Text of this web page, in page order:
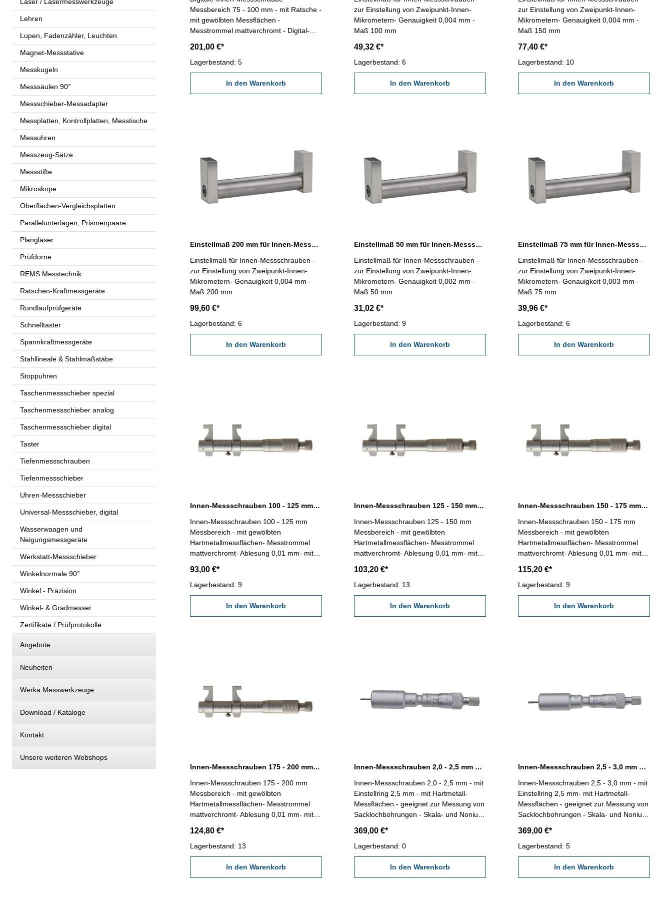
Lehren
Lupen, Fadenzähler, Leuchten
Magnet-Messstative
Messkugeln
Messsäulen 90°
Messschieber-Messadapter
Messplatten, Kontrollplatten, Messtische
Messuhren
Messzeug-Sätze
Messstifte
Mikroskope
Oberflächen-Vergleichsplatten
Parallelunterlagen, Prismenpaare
Plangläser
Prüfdorne
REMS Messtechnik
Ratschen-Kraftmessgeräte
Rundlaufprüfgeräte
Schnelltaster
Spannkraftmessgeräte
Stahllineale & Stahlmaßstäbe
Stoppuhren
Taschenmessschieber spezial
Taschenmessschieber analog
Taschenmessschieber digital
Taster
Tiefenmessschrauben
Tiefenmessschieber
Uhren-Messschieber
Universal-Messschieber, digital
Wasserwaagen und
Neigungsmessgeräte
Werkstatt-Messschieber
Winkelnormale 90°
Winkel - Präzision
Winkel- & Gradmesser
Zertifikate / Prüfprotokolle
Angebote
Neuheiten
Werka Messwerkzeuge
Download / Kataloge
Kontakt
Unsere weiteren Webshops
Messbereich 75 - 100 mm - mit Ratsche -
mit gewölbten Messflächen -
Messtrommel mattverchromt - Digital-
und SET-Tasten - Ablesung: 0,001 mm-
im Behältnis/Kasten Messbereich: 75 -
100 mmGenauigkeit: 0,008
mmEinstellmaß: -
201,00 €*
Lagerbestand: 5
In den Warenkorb
zur Einstellung von Zweipunkt-Innen-
Mikrometern- Genauigkeit 0,004 mm -
Maß 100 mm
49,32 €*
Lagerbestand: 6
In den Warenkorb
zur Einstellung von Zweipunkt-Innen-
Mikrometern- Genauigkeit 0,004 mm -
Maß 150 mm
77,40 €*
Lagerbestand: 10
In den Warenkorb
Einstellmaß 200 mm für Innen-Messschrauben
Einstellmaß für Innen-Messschrauben -
zur Einstellung von Zweipunkt-Innen-
Mikrometern- Genauigkeit 0,004 mm -
Maß 200 mm
99,60 €*
Lagerbestand: 6
In den Warenkorb
Einstellmaß 50 mm für Innen-Messschrauben
Einstellmaß für Innen-Messschrauben -
zur Einstellung von Zweipunkt-Innen-
Mikrometern- Genauigkeit 0,002 mm -
Maß 50 mm
31,02 €*
Lagerbestand: 9
In den Warenkorb
Einstellmaß 75 mm für Innen-Messschrauben
Einstellmaß für Innen-Messschrauben -
zur Einstellung von Zweipunkt-Innen-
Mikrometern- Genauigkeit 0,003 mm -
Maß 75 mm
39,96 €*
Lagerbestand: 6
In den Warenkorb
Innen-Messschrauben 100 - 125 mm mit gewölbten Messflächen
Innen-Messschrauben 100 - 125 mm
Messbereich - mit gewölbten
Hartmetallmessflächen- Messtrommel
mattverchromt- Ablesung 0,01 mm- mit
Messbereich: 100 - 125 mm Genauigkeit:
0,009 mmEinstellmaß: -
93,00 €*
Lagerbestand: 9
In den Warenkorb
Innen-Messschrauben 125 - 150 mm mit gewölbten Messflächen
Innen-Messschrauben 125 - 150 mm
Messbereich - mit gewölbten
Hartmetallmessflächen- Messtrommel
mattverchromt- Ablesung 0,01 mm- mit
Messbereich: 125 - 150 mm Genauigkeit:
0,009 mmEinstellmaß: -
103,20 €*
Lagerbestand: 13
In den Warenkorb
Innen-Messschrauben 150 - 175 mm mit gewölbten Messflächen
Innen-Messschrauben 150 - 175 mm
Messbereich - mit gewölbten
Hartmetallmessflächen- Messtrommel
mattverchromt- Ablesung 0,01 mm- mit
Messbereich: 150 - 175 mm Genauigkeit:
0,010 mmEinstellmaß: -
115,20 €*
Lagerbestand: 9
In den Warenkorb
Innen-Messschrauben 175 - 200 mm mit gewölbten Messflächen
Innen-Messschrauben 175 - 200 mm
Messbereich - mit gewölbten
Hartmetallmessflächen- Messtrommel
mattverchromt- Ablesung 0,01 mm- mit
Messbereich: 175 - 200 mm Genauigkeit:
0,010 mmEinstellmaß: -
124,80 €*
Lagerbestand: 13
In den Warenkorb
Innen-Messschrauben 2,0 - 2,5 mm Messbereich
Innen-Messschrauben 2,0 - 2,5 mm - mit
Einstellring 2,5 mm - mit Hartmetall-
Messflächen - geeignet zur Messung von
Sacklochbohrungen - Skala- und Nonius
Genauigkeit 0.004 mm - im Behältnis /
Kasten Messbereich 2,0 - 2,5 mm
369,00 €*
Lagerbestand: 0
In den Warenkorb
Innen-Messschrauben 2,5 - 3,0 mm Messbereich
Innen-Messschrauben 2,5 - 3,0 mm - mit
Einstellring 2,5 mm- mit Hartmetall-
Messflächen - geeignet zur Messung von
Sacklochbohrungen - Skala- und Nonius
Genauigkeit 0.004 mm - im Behältnis /
Kasten Messbereich 2,5 - 3,0 mm
369,00 €*
Lagerbestand: 5
In den Warenkorb